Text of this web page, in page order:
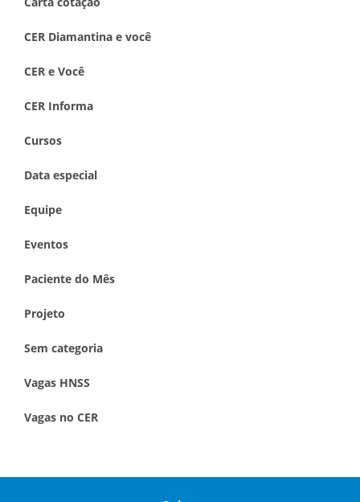
CER Diamantina e você
CER e Você
CER Informa
Cursos
Data especial
Equipe
Eventos
Paciente do Mês
Projeto
Sem categoria
Vagas HNSS
Vagas no CER